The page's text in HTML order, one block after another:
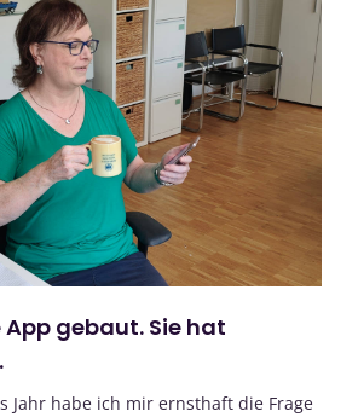
gebaut. Sie hat
Jahr habe ich mir ernsthaft die Frage